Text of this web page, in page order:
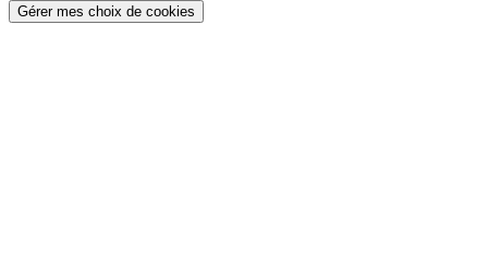
Gérer mes choix de cookies